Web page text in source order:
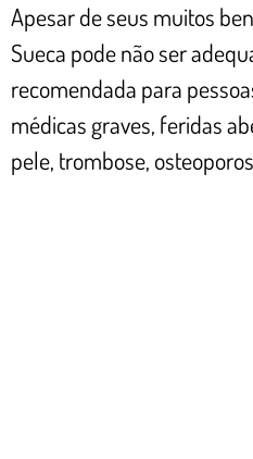
Apesar de seus muitos
Sueca pode não ser
recomendada para
médicas graves, feridas
pele, trombose,